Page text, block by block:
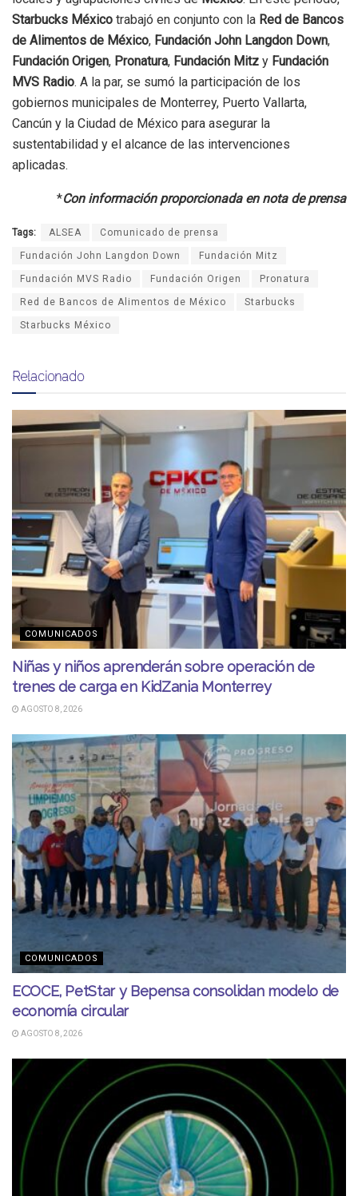
Starbucks México trabajó en conjunto con la Red de Bancos
de Alimentos de México, Fundación John Langdon Down,
Fundación Origen, Pronatura, Fundación Mitz y Fundación
MVS Radio. A la par, se sumó la participación de los
gobiernos municipales de Monterrey, Puerto Vallarta,
Cancún y la Ciudad de México para asegurar la
sustentabilidad y el alcance de las intervenciones
aplicadas.
*Con información proporcionada en nota de prensa
Tags: ALSEA Comunicado de prensa
Fundación John Langdon Down Fundación Mitz
Fundación MVS Radio Fundación Origen Pronatura
Red de Bancos de Alimentos de México Starbucks
Starbucks México
Relacionado
COMUNICADOS
Niñas y niños aprenderán sobre operación de
trenes de carga en KidZania Monterrey
AGOSTO 8, 2026
COMUNICADOS
ECOCE, PetStar y Bepensa consolidan modelo de
economía circular
AGOSTO 8, 2026